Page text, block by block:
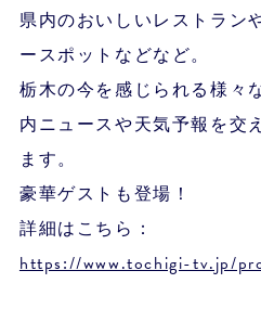
県内のおいしいレストラン
ースポットなどなど。
栃木の今を感じられる様々
内ニュースや天気予報を交
ます。
豪華ゲストも登場！
詳細はこちら：
https://www.tochigi-tv.jp/